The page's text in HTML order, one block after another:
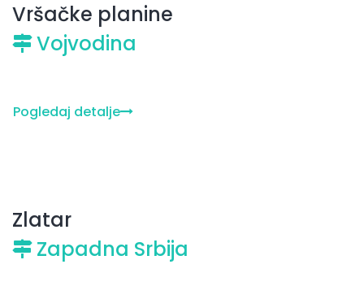
Vršačke planine
Vojvodina
Pogledaj detalje
Zlatar
Zapadna Srbija